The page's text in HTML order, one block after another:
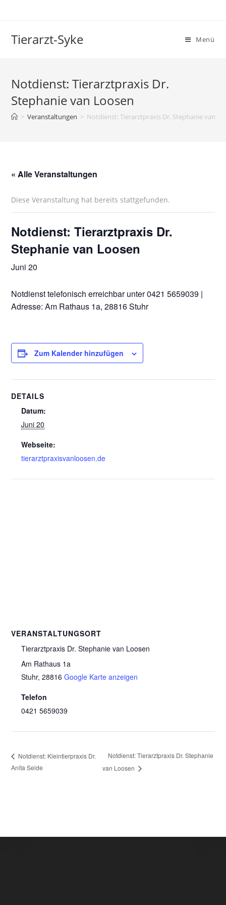
Tierarzt-Syke Menü
Notdienst: Tierarztpraxis Dr.
Stephanie van Loosen
> Veranstaltungen > Notdienst: Tierarztpraxis Dr. Stephanie van
« Alle Veranstaltungen
Diese Veranstaltung hat bereits stattgefunden.
Notdienst: Tierarztpraxis Dr.
Stephanie van Loosen
Juni 20
Notdienst telefonisch erreichbar unter 0421 5659039 |
Adresse: Am Rathaus 1a, 28816 Stuhr
Zum Kalender hinzufügen
DETAILS
Datum:
Juni 20
Webseite:
tierarztpraxisvanloosen.de
VERANSTALTUNGSORT
Tierarztpraxis Dr. Stephanie van Loosen
Am Rathaus 1a
Stuhr, 28816 Google Karte anzeigen
Telefon
0421 5659039
Notdienst: Kleintierpraxis Dr.
Anita Seide
Notdienst: Tierarztpraxis Dr. Stephanie
van Loosen